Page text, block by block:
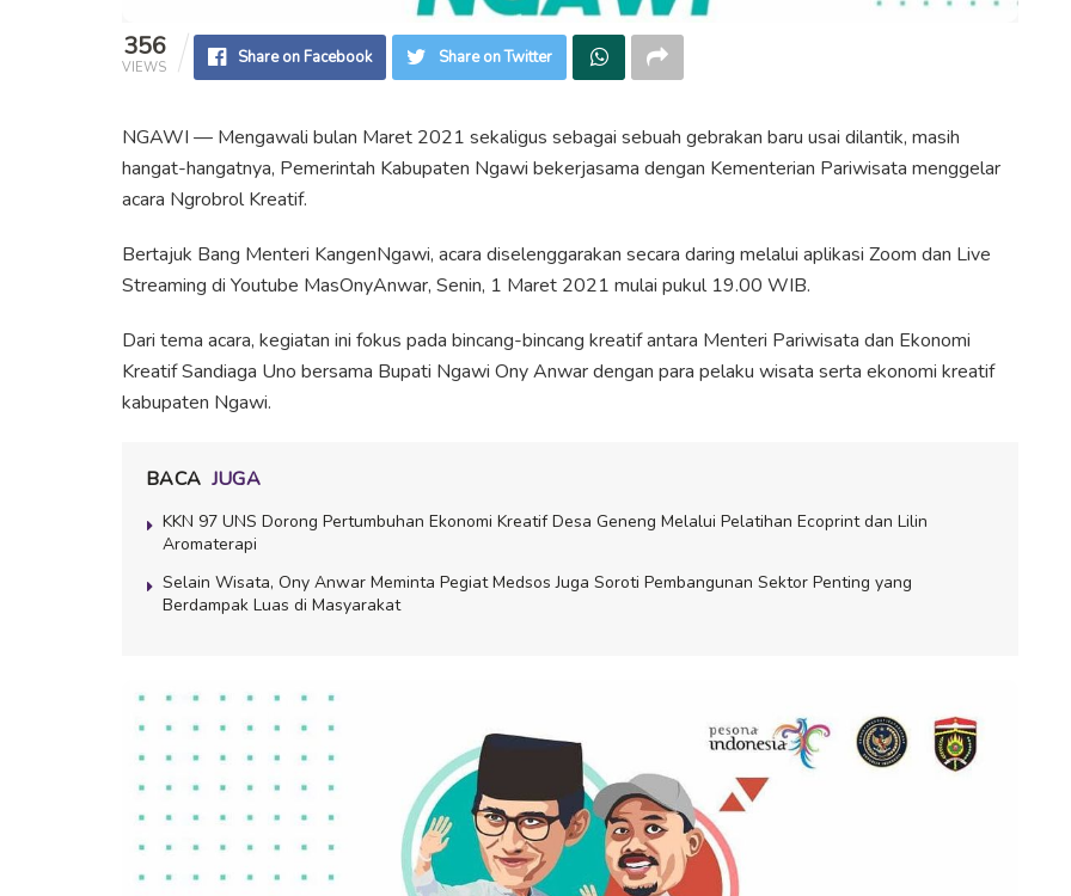
356
VIEWS Share on Facebook Share on Twitter
NGAWI — Mengawali bulan Maret 2021 sekaligus sebagai sebuah gebrakan baru usai dilantik, masih
hangat-hangatnya, Pemerintah Kabupaten Ngawi bekerjasama dengan Kementerian Pariwisata menggelar
acara Ngrobrol Kreatif.
Bertajuk Bang Menteri KangenNgawi, acara diselenggarakan secara daring melalui aplikasi Zoom dan Live
Streaming di Youtube MasOnyAnwar, Senin, 1 Maret 2021 mulai pukul 19.00 WIB.
Dari tema acara, kegiatan ini fokus pada bincang-bincang kreatif antara Menteri Pariwisata dan Ekonomi
Kreatif Sandiaga Uno bersama Bupati Ngawi Ony Anwar dengan para pelaku wisata serta ekonomi kreatif
kabupaten Ngawi.
BACA JUGA
KKN 97 UNS Dorong Pertumbuhan Ekonomi Kreatif Desa Geneng Melalui Pelatihan Ecoprint dan Lilin
Aromaterapi
Selain Wisata, Ony Anwar Meminta Pegiat Medsos Juga Soroti Pembangunan Sektor Penting yang
Berdampak Luas di Masyarakat